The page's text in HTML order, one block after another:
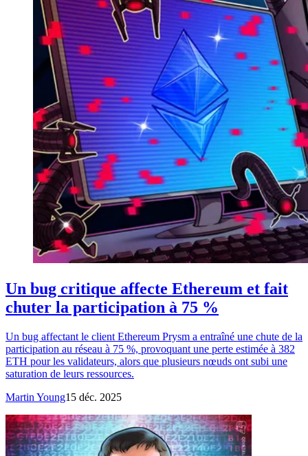
Un bug critique affecte Ethereum et fait
chuter la participation à 75 %
Un bug affectant le client Ethereum Prysm a entraîné une chute de la
participation au réseau à 75 %, provoquant une perte estimée à 382
ETH pour les validateurs, alors que plusieurs nœuds ont subi une
saturation de leurs ressources.
Martin Young15 déc. 2025